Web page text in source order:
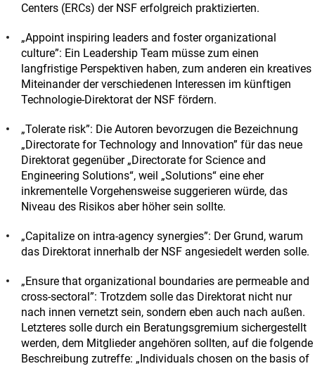
Centers (ERCs) der NSF erfolgreich praktizierten.
„Appoint inspiring leaders and foster organizational
culture”: Ein Leadership Team müsse zum einen
langfristige Perspektiven haben, zum anderen ein kreatives
Miteinander der verschiedenen Interessen im künftigen
Technologie-Direktorat der NSF fördern.
„Tolerate risk”: Die Autoren bevorzugen die Bezeichnung
„Directorate for Technology and Innovation” für das neue
Direktorat gegenüber „Directorate for Science and
Engineering Solutions“, weil „Solutions“ eine eher
inkrementelle Vorgehensweise suggerieren würde, das
Niveau des Risikos aber höher sein sollte.
„Capitalize on intra-agency synergies”: Der Grund, warum
das Direktorat innerhalb der NSF angesiedelt werden solle.
„Ensure that organizational boundaries are permeable and
cross-sectoral”: Trotzdem solle das Direktorat nicht nur
nach innen vernetzt sein, sondern eben auch nach außen.
Letzteres solle durch ein Beratungsgremium sichergestellt
werden, dem Mitglieder angehören sollten, auf die folgende
Beschreibung zutreffe: „Individuals chosen on the basis of